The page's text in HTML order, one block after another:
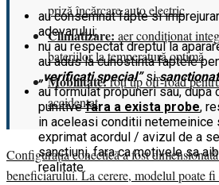
au consemnat fapte si
adevarului;
nu au respectat dreptul la
au adus la cunostinta faptele
„verificati special”si
au formulat propuneri sau, dupa
punitivefara a exista probe,
in aceleasi conditii netemeinice
exprimat acordul / avizul de a
sanctiuni, fara ca motivele sa
realitate.
priză încărcare auto electric
Climatizare: aer condiționat
bateriilor la temperatură optimă
Mobilitate:roți tip off-road
accidentat
Configurația conectică a fost
beneficiarului. La cerere, modelul poate